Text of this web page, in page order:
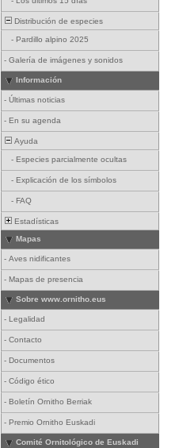
Distribución de especies
- Pardillo alpino 2025
- Galería de imágenes y sonidos
Información
- Últimas noticias
- En su agenda
Ayuda
- Especies parcialmente ocultas
- Explicación de los símbolos
- FAQ
Estadísticas
Mapas
- Aves nidificantes
- Mapas de presencia
Sobre www.ornitho.eus
- Legalidad
- Contacto
- Documentos
- Código ético
- Boletín Ornitho Berriak
- Premio Ornitho Euskadi
Comité Ornitológico de Euskadi